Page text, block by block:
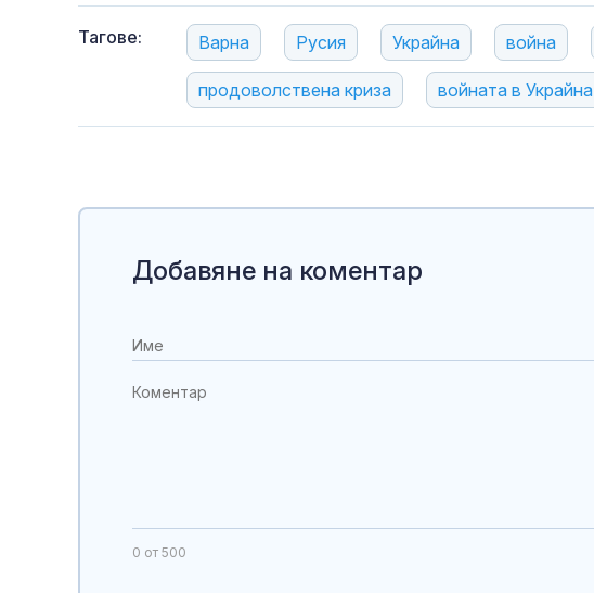
Тагове: Варна Русия Украйна война
продоволствена криза войната в Украйна
Добавяне на коментар
0 от 500